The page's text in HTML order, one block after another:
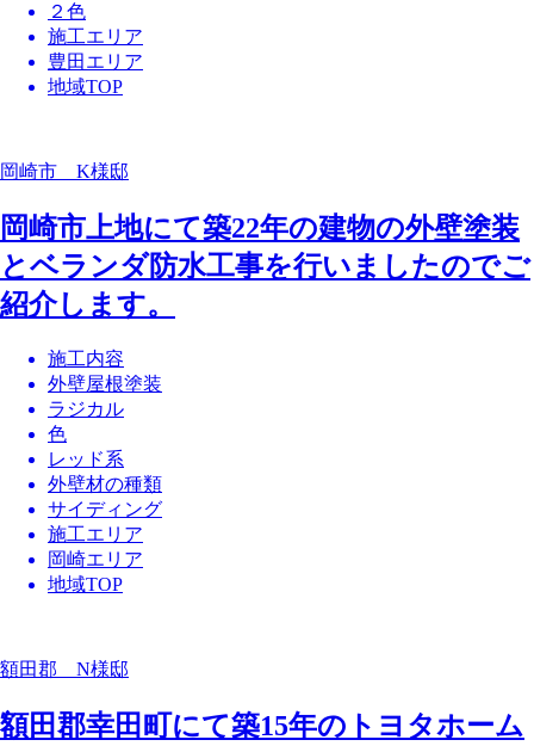
２色
施工エリア
豊田エリア
地域TOP
岡崎市 K様邸
岡崎市上地にて築22年の建物の外壁塗装
とベランダ防水工事を行いましたのでご
紹介します。
施工内容
外壁屋根塗装
ラジカル
色
レッド系
外壁材の種類
サイディング
施工エリア
岡崎エリア
地域TOP
額田郡 N様邸
額田郡幸田町にて築15年のトヨタホーム